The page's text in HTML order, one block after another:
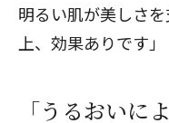
明るい肌が美しさ
上、効果ありです」
「うるおいに